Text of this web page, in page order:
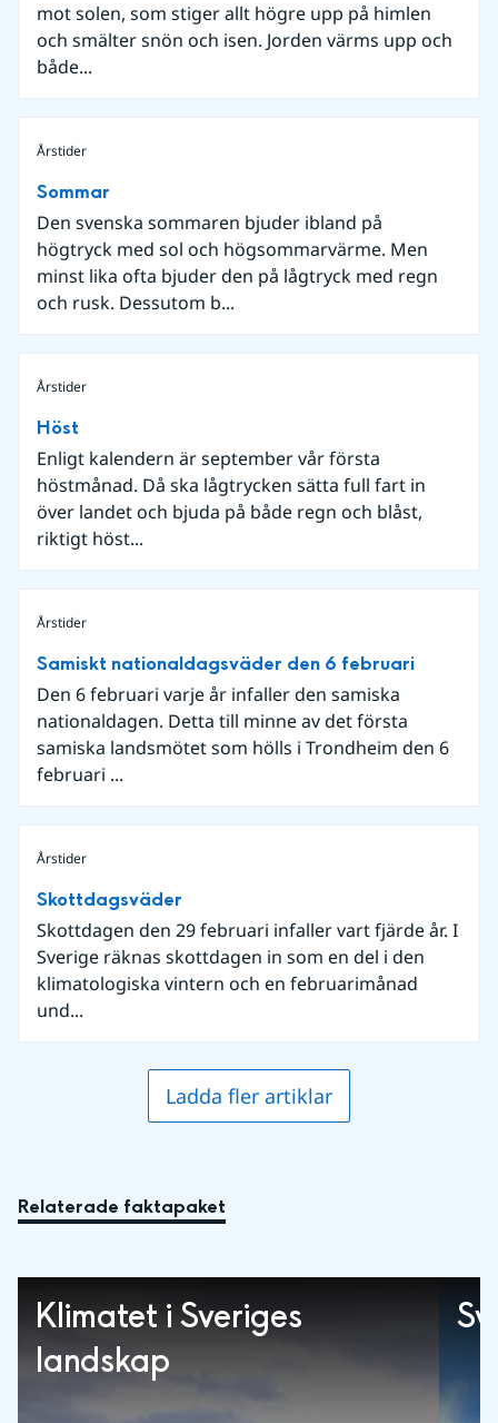
mot solen, som stiger allt högre upp på himlen
och smälter snön och isen. Jorden värms upp och
både...
Årstider
Sommar
Den svenska sommaren bjuder ibland på
högtryck med sol och högsommarvärme. Men
minst lika ofta bjuder den på lågtryck med regn
och rusk. Dessutom b...
Årstider
Höst
Enligt kalendern är september vår första
höstmånad. Då ska lågtrycken sätta full fart in
över landet och bjuda på både regn och blåst,
riktigt höst...
Årstider
Samiskt nationaldagsväder den 6 februari
Den 6 februari varje år infaller den samiska
nationaldagen. Detta till minne av det första
samiska landsmötet som hölls i Trondheim den 6
februari ...
Årstider
Skottdagsväder
Skottdagen den 29 februari infaller vart fjärde år. I
Sverige räknas skottdagen in som en del i den
klimatologiska vintern och en februarimånad
und...
Ladda fler artiklar
Relaterade faktapaket
Klimatet i Sveriges
landskap